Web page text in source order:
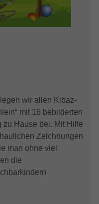
wir allen Kibaz-
mit 16 bebilderten
zu Hause bei. Mit Hilfe
Zeichnungen
man ohne viel
die
nutzen, und hilft
Analyseberichts
Website geht. Die
von doubleclick.net
ob der Browser des
vom
Limited, Gordon
Dublin 4, Ireland)